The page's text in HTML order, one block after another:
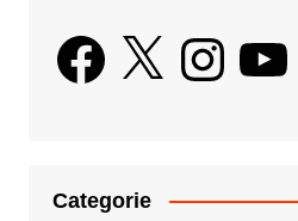
Facebook
X InstagramYouTube
Categorie